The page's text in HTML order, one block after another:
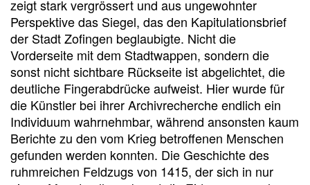
zeigt stark vergrössert und aus ungewohnter
Perspektive das Siegel, das den Kapitulationsbrief
der Stadt Zofingen beglaubigte. Nicht die
Vorderseite mit dem Stadtwappen, sondern die
sonst nicht sichtbare Rückseite ist abgelichtet, die
deutliche Fingerabdrücke aufweist. Hier wurde für
die Künstler bei ihrer Archivrecherche endlich ein
Individuum wahrnehmbar, während ansonsten kaum
Berichte zu den vom Krieg betroffenen Menschen
gefunden werden konnten. Die Geschichte des
ruhmreichen Feldzugs von 1415, der sich in nur